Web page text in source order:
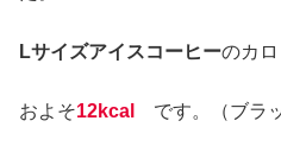
Lサイズアイスコーヒーのカ
およそ12kcal です。（ブラ